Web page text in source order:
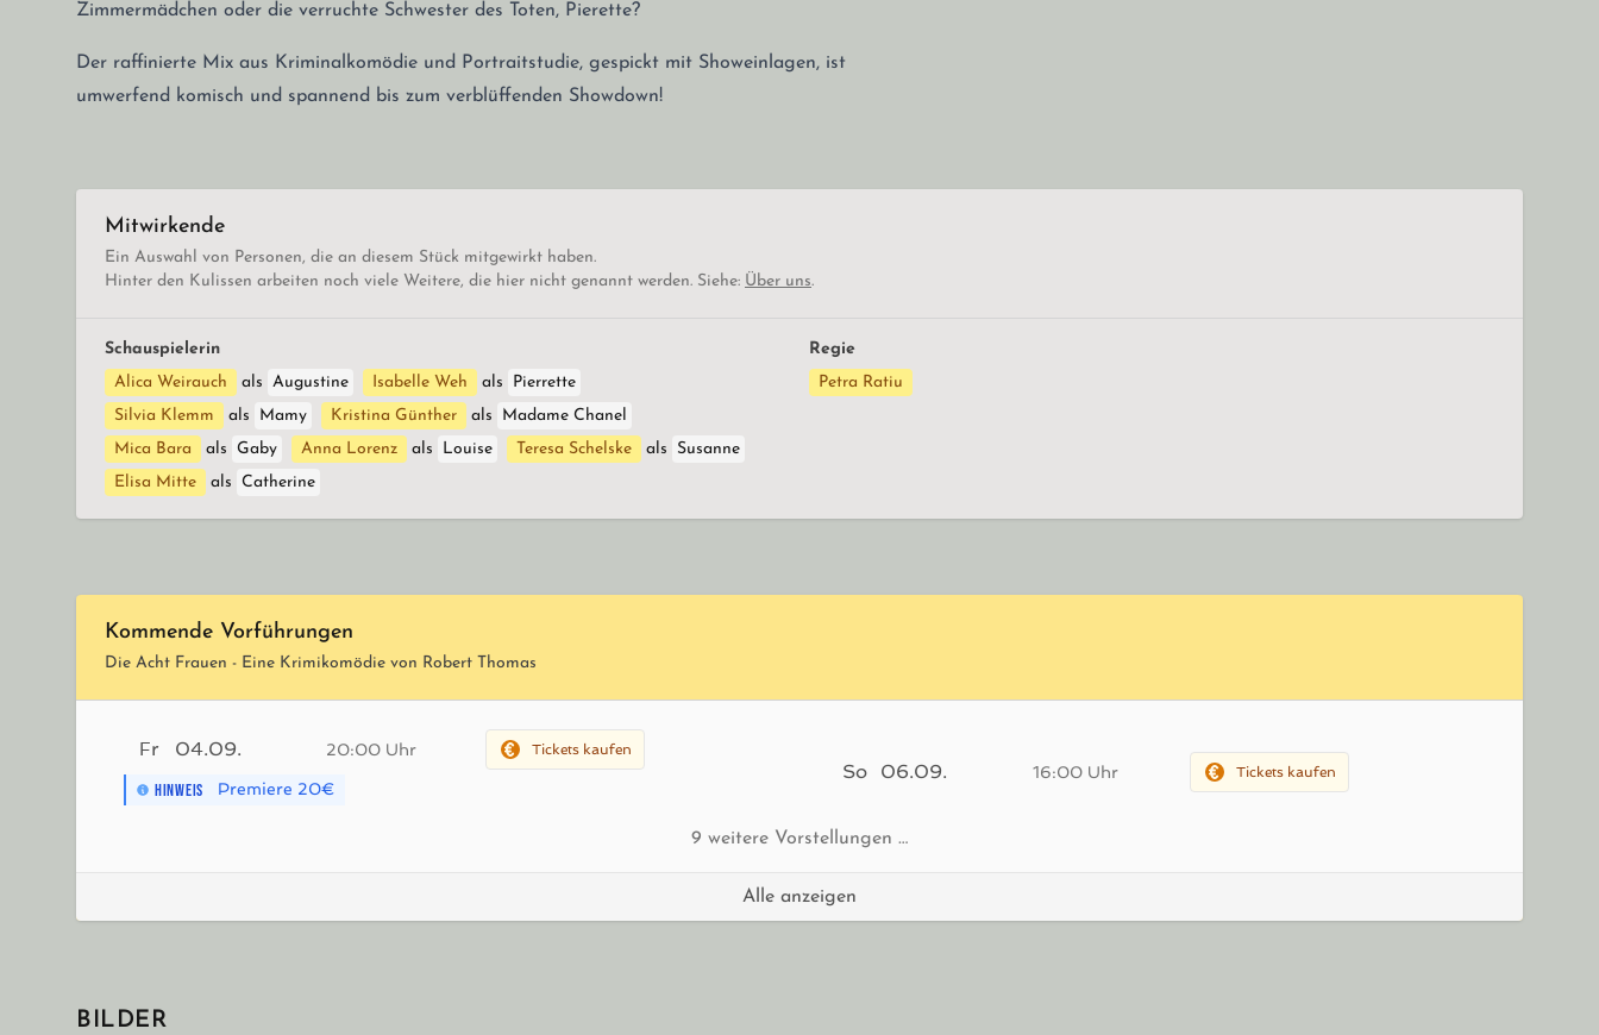
Zimmermädchen oder die verruchte Schwester des Toten, Pierette?
Der raffinierte Mix aus Kriminalkomödie und Portraitstudie, gespickt mit Showeinlagen, ist
umwerfend komisch und spannend bis zum verblüffenden Showdown!
Mitwirkende
Ein Auswahl von Personen, die an diesem Stück mitgewirkt haben.
Hinter den Kulissen arbeiten noch viele Weitere, die hier nicht genannt werden. Siehe: Über uns.
Schauspielerin
Alica Weirauch
als Augustine Isabelle Weh als
Pierrette
Silvia Klemm
als Mamy Kristina Günther als
Madame Chanel
Mica Bara
als Gaby Anna Lorenz als Louise Teresa Schelske als
Susanne
Elisa Mitte
als Catherine
Regie
Petra Ratiu
Kommende Vorführungen
Die Acht Frauen - Eine Krimikomödie von Robert Thomas
Fr 04.09. 20:00 Uhr Tickets kaufen
HINWEIS Premiere 20€
So 06.09. 16:00 Uhr Tickets kaufen
9 weitere Vorstellungen …
Alle anzeigen
BILDER